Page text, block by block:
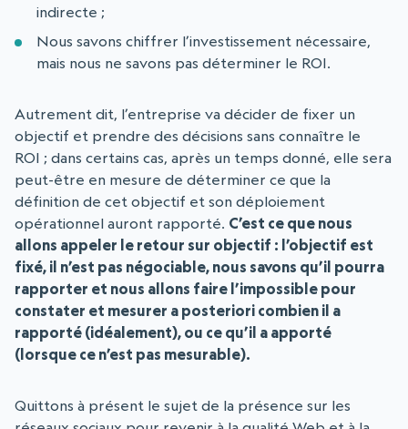
indirecte ;
Nous savons chiffrer l’investissement nécessaire,
mais nous ne savons pas déterminer le ROI.
Autrement dit, l’entreprise va décider de fixer un
objectif et prendre des décisions sans connaître le
ROI ; dans certains cas, après un temps donné, elle sera
peut-être en mesure de déterminer ce que la
définition de cet objectif et son déploiement
opérationnel auront rapporté. C’est ce que nous
allons appeler le retour sur objectif : l’objectif est
fixé, il n’est pas négociable, nous savons qu’il pourra
rapporter et nous allons faire l’impossible pour
constater et mesurer a posteriori combien il a
rapporté (idéalement), ou ce qu’il a apporté
(lorsque ce n’est pas mesurable).
Quittons à présent le sujet de la présence sur les